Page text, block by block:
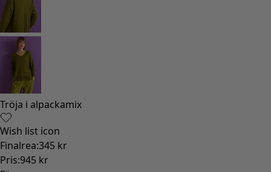
Lantlig inredning
Rolig inredning
Färgglad inredning
Blommig inredning
Natur
Bohemisk inredning
Skandinavisk inredning
Mysig inredning